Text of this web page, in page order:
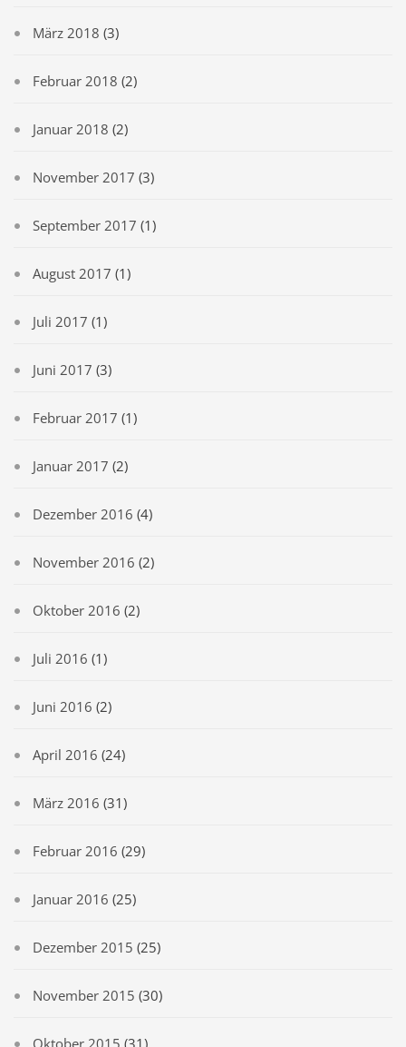
März 2018 (3)
Februar 2018 (2)
Januar 2018 (2)
November 2017 (3)
September 2017 (1)
August 2017 (1)
Juli 2017 (1)
Juni 2017 (3)
Februar 2017 (1)
Januar 2017 (2)
Dezember 2016 (4)
November 2016 (2)
Oktober 2016 (2)
Juli 2016 (1)
Juni 2016 (2)
April 2016 (24)
März 2016 (31)
Februar 2016 (29)
Januar 2016 (25)
Dezember 2015 (25)
November 2015 (30)
Oktober 2015 (31)